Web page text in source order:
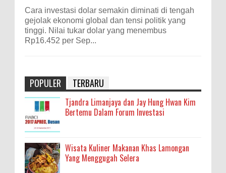
Cara investasi dolar semakin diminati di tengah
gejolak ekonomi global dan tensi politik yang
tinggi. Nilai tukar dolar yang menembus
Rp16.452 per Sep...
POPULER TERBARU
Tjandra Limanjaya dan Jay Hung Hwan Kim
Bertemu Dalam Forum Investasi
Wisata Kuliner Makanan Khas Lamongan
Yang Menggugah Selera